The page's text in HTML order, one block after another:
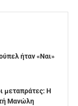
ήταν «Ναι»
μεταπράτες: Η
Μανώλη